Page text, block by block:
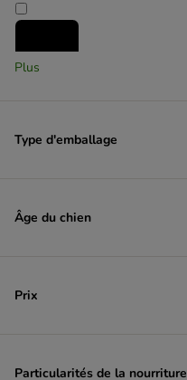
Poulet
Plus
Type d'emballage
Âge du chien
Prix
Particularités de la nourriture